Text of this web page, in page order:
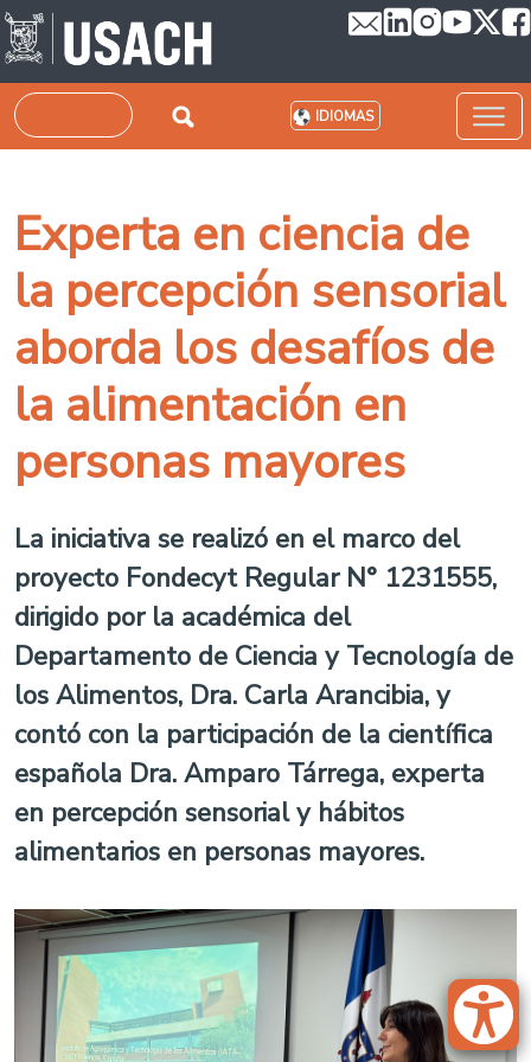
Pasar al contenido principal
Buscar IDIOMAS
Experta en ciencia de
la percepción sensorial
aborda los desafíos de
la alimentación en
personas mayores
La iniciativa se realizó en el marco del
proyecto Fondecyt Regular N° 1231555,
dirigido por la académica del
Departamento de Ciencia y Tecnología de
los Alimentos, Dra. Carla Arancibia, y
contó con la participación de la científica
española Dra. Amparo Tárrega, experta
en percepción sensorial y hábitos
alimentarios en personas mayores.